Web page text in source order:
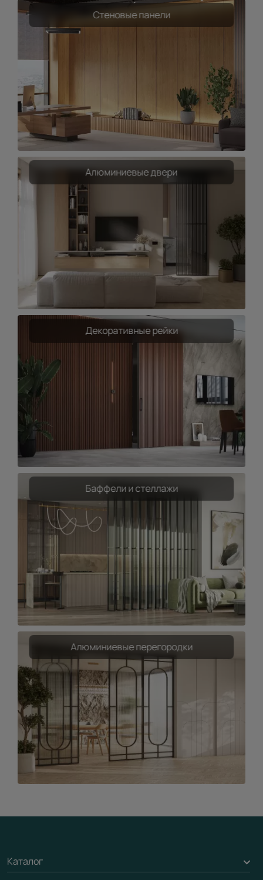
Стеновые панели
Алюминиевые двери
Декоративные рейки
Баффели и стеллажи
Алюминиевые перегородки
Каталог